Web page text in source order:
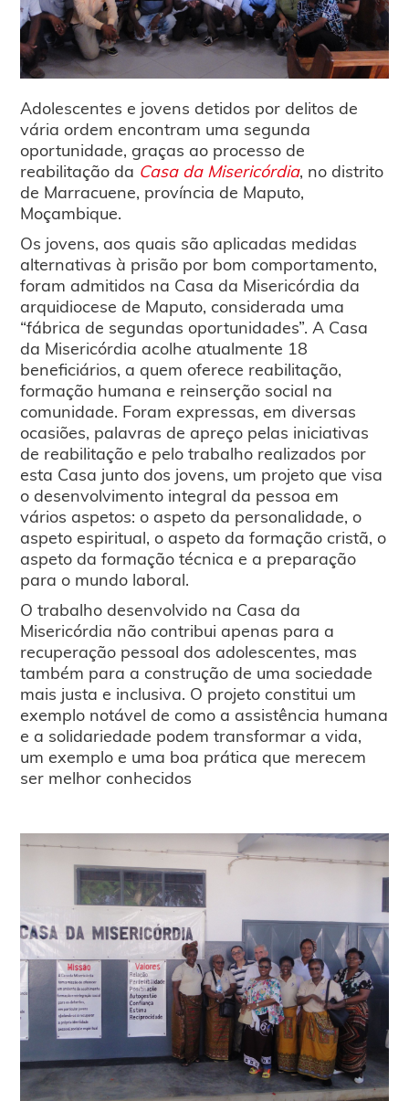
Adolescentes e jovens detidos por delitos de
vária ordem encontram uma segunda
oportunidade, graças ao processo de
reabilitação da Casa da Misericórdia, no distrito
de Marracuene, província de Maputo,
Moçambique.
Os jovens, aos quais são aplicadas medidas
alternativas à prisão por bom comportamento,
foram admitidos na Casa da Misericórdia da
arquidiocese de Maputo, considerada uma
“fábrica de segundas oportunidades”. A Casa
da Misericórdia acolhe atualmente 18
beneficiários, a quem oferece reabilitação,
formação humana e reinserção social na
comunidade. Foram expressas, em diversas
ocasiões, palavras de apreço pelas iniciativas
de reabilitação e pelo trabalho realizados por
esta Casa junto dos jovens, um projeto que visa
o desenvolvimento integral da pessoa em
vários aspetos: o aspeto da personalidade, o
aspeto espiritual, o aspeto da formação cristã, o
aspeto da formação técnica e a preparação
para o mundo laboral.
O trabalho desenvolvido na Casa da
Misericórdia não contribui apenas para a
recuperação pessoal dos adolescentes, mas
também para a construção de uma sociedade
mais justa e inclusiva. O projeto constitui um
exemplo notável de como a assistência humana
e a solidariedade podem transformar a vida,
um exemplo e uma boa prática que merecem
ser melhor conhecidos